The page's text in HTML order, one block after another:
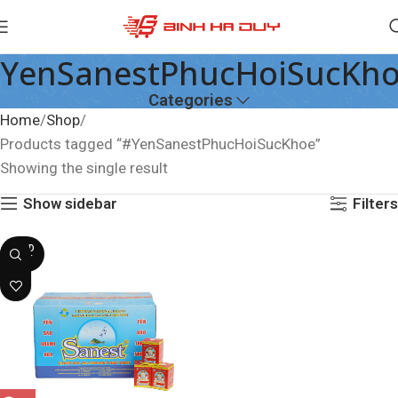
Categories
Home Shop
Products tagged “#YenSanestPhucHoiSucKhoe”
Showing the single result
Show sidebar
Filters
SOLD
OUT